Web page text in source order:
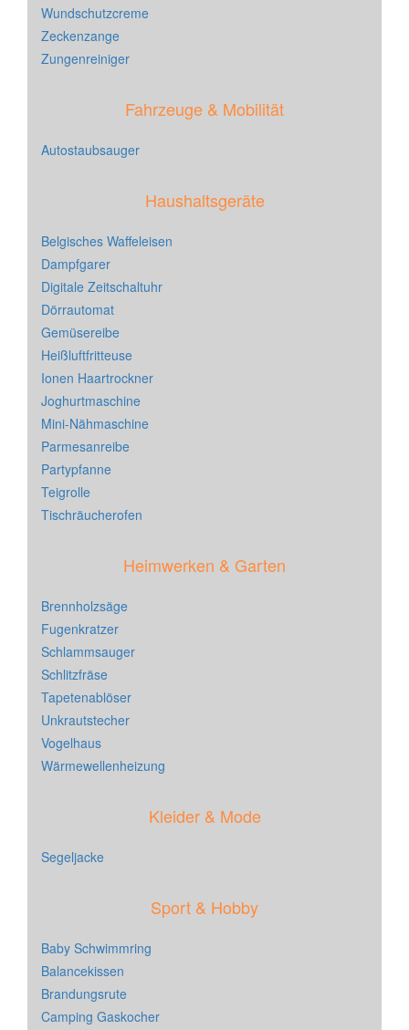
Wundschutzcreme
Zeckenzange
Zungenreiniger
Fahrzeuge & Mobilität
Autostaubsauger
Haushaltsgeräte
Belgisches Waffeleisen
Dampfgarer
Digitale Zeitschaltuhr
Dörrautomat
Gemüsereibe
Heißluftfritteuse
Ionen Haartrockner
Joghurtmaschine
Mini-Nähmaschine
Parmesanreibe
Partypfanne
Teigrolle
Tischräucherofen
Heimwerken & Garten
Brennholzsäge
Fugenkratzer
Schlammsauger
Schlitzfräse
Tapetenablöser
Unkrautstecher
Vogelhaus
Wärmewellenheizung
Kleider & Mode
Segeljacke
Sport & Hobby
Baby Schwimmring
Balancekissen
Brandungsrute
Camping Gaskocher